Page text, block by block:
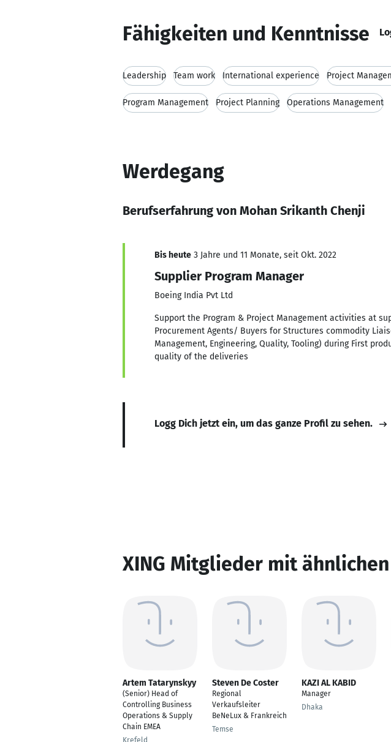
Fähigkeiten und Kenntnisse
Leadership Team work International experience Project
Program Management Project Planning Operations Management
Werdegang
Berufserfahrung von Mohan Srikanth Chenji
Bis heute 3 Jahre und 11 Monate, seit Okt. 2022
Supplier Program Manager
Boeing India Pvt Ltd
Support the Program & Project Management activities at
Procurement Agents/ Buyers for Structures commodity
Management, Engineering, Quality, Tooling) during First
quality of the deliveries
Logg Dich jetzt ein, um das ganze Profil zu sehen.
XING Mitglieder mit
Artem Tatarynskyy
(Senior) Head of
Controlling Business
Operations & Supply
Chain EMEA
Krefeld
Steven De Coster
Regional
Verkaufsleiter
BeNeLux & Frankreich
Temse
KAZI AL KABID
Manager
Dhaka